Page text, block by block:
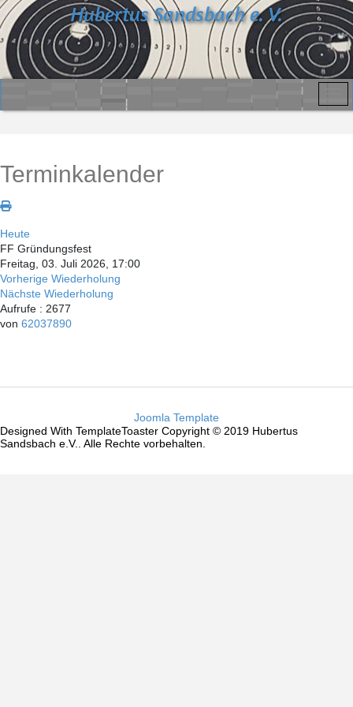
Hubertus Sandsbach e. V.
Terminkalender
Heute
FF Gründungsfest
Freitag, 03. Juli 2026, 17:00
Vorherige Wiederholung
Nächste Wiederholung
Aufrufe : 2677
von 62037890
Joomla Template
Designed With TemplateToaster Copyright © 2019 Hubertus
Sandsbach e.V.. Alle Rechte vorbehalten.